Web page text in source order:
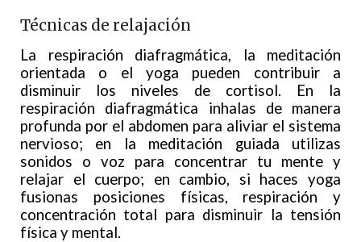
Técnicas de relajación
La respiración diafragmática, la meditación
orientada o el yoga pueden contribuir a
disminuir los niveles de cortisol. En la
respiración diafragmática inhalas de manera
profunda por el abdomen para aliviar el sistema
nervioso; en la meditación guiada utilizas
sonidos o voz para concentrar tu mente y
relajar el cuerpo; en cambio, si haces yoga
fusionas posiciones físicas, respiración y
concentración total para disminuir la tensión
física y mental.